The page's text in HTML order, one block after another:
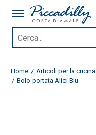
Home Articoli per la cucina
Bolo portata Alici Blu